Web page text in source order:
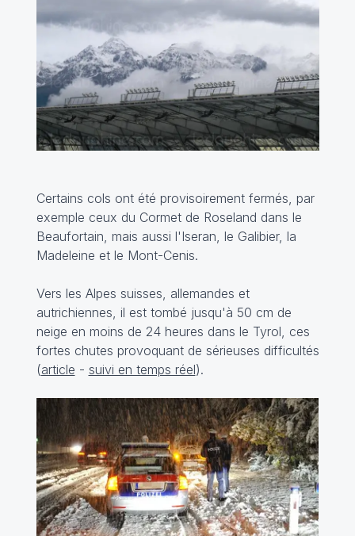
Certains cols ont été provisoirement fermés, par
exemple ceux du Cormet de Roseland dans le
Beaufortain, mais aussi l'Iseran, le Galibier, la
Madeleine et le Mont-Cenis.
Vers les Alpes suisses, allemandes et
autrichiennes, il est tombé jusqu'à 50 cm de
neige en moins de 24 heures dans le Tyrol, ces
fortes chutes provoquant de sérieuses difficultés
(article - suivi en temps réel).